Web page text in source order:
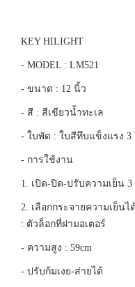
KEY HILIGHT
- MODEL : LM521
- ขนาด : 12 นิ้ว
- สี : สีเขียวน้ำทะเล
- ใบพัด : ใบสีทึบแข็งแรง 3
- การใช้งาน
1. เปิด-ปิด-ปรับความเย็น
2. เลือกกระจายความเย็น
: ตัวล็อกที่ฝามอเตอร์
- ความสูง : 59cm
- ปรับก้มเงย-ส่ายได้